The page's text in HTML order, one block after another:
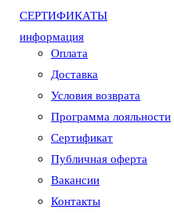
СЕРТИФИКАТЫ
информация
Оплата
Доставка
Условия возврата
Программа лояльности
Сертификат
Публичная оферта
Вакансии
Контакты